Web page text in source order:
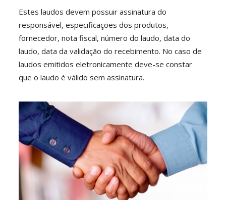
Estes laudos devem possuir assinatura do
responsável, especificações dos produtos,
fornecedor, nota fiscal, número do laudo, data do
laudo, data da validação do recebimento. No caso de
laudos emitidos eletronicamente deve-se constar
que o laudo é válido sem assinatura.